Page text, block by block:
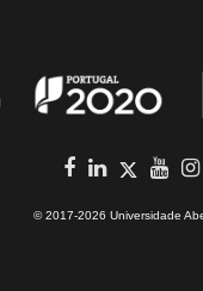
Twitter
© 2017-2026 Universidade